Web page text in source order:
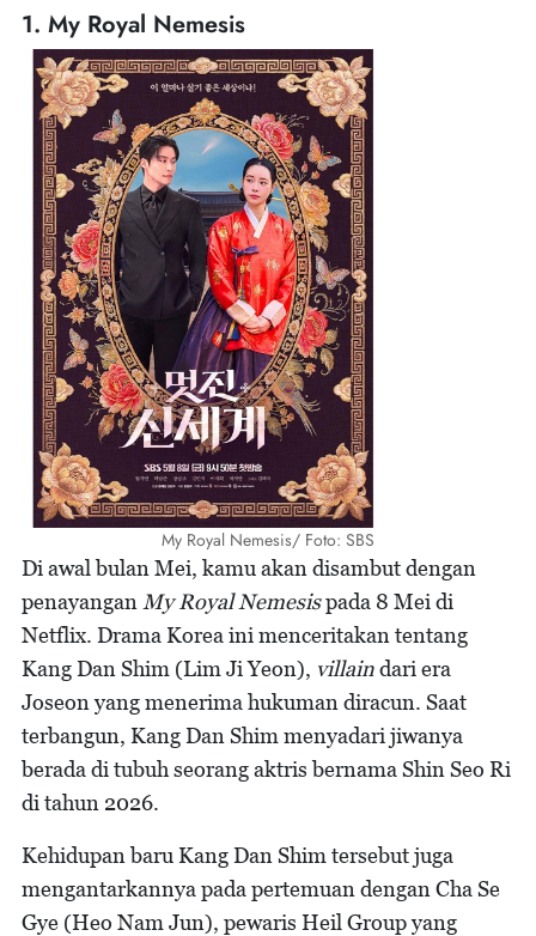
1. My Royal Nemesis
My Royal Nemesis/ Foto: SBS
Di awal bulan Mei, kamu akan disambut dengan
penayangan My Royal Nemesispada 8 Mei di
Netflix. Drama Korea ini menceritakan tentang
Kang Dan Shim (Lim Ji Yeon), villaindari era
Joseon yang menerima hukuman diracun. Saat
terbangun, Kang Dan Shim menyadari jiwanya
berada di tubuh seorang aktris bernama Shin Seo Ri
di tahun 2026.
Kehidupan baru Kang Dan Shim tersebut juga
mengantarkannya pada pertemuan dengan Cha Se
Gye (Heo Nam Jun), pewaris Heil Group yang